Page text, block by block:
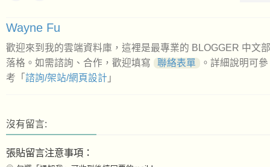
Wayne Fu
歡迎來到我的雲端資料庫，這裡是最專業的 BLOGGER 中文部
落格。如需諮詢、合作，歡迎填寫
聯絡表單
。詳細說明可參
考「 諮詢/架站/網頁設計 」
沒有留言:
張貼留言注意事項：